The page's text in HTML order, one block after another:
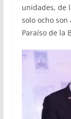
unidades, de
solo ocho
Paraíso de la